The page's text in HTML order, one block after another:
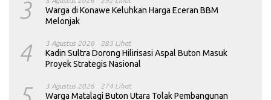
3
Warga di Konawe Keluhkan Harga Eceran BBM
Melonjak
4 3 Agustus 2026 283 Lihat
Kadin Sultra Dorong Hilirisasi Aspal Buton Masuk
Proyek Strategis Nasional
3 Agustus 2026 274 Lihat
Warga Matalagi Buton Utara Tolak Pembangunan